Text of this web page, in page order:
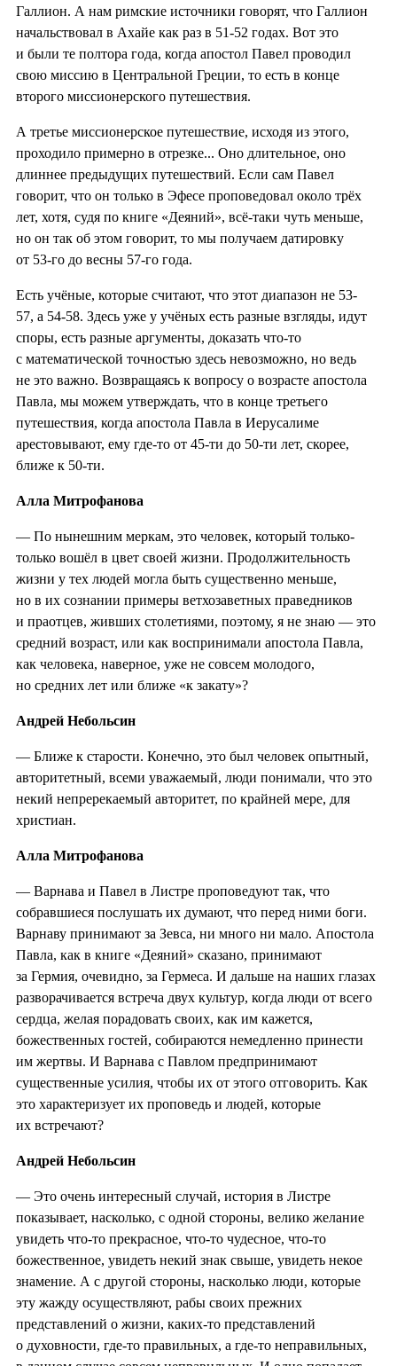
Галлион. А нам римские источники говорят, что Галлион
начальствовал в Ахайе как раз в 51-52 годах. Вот это
и были те полтора года, когда апостол Павел проводил
свою миссию в Центральной Греции, то есть в конце
второго миссионерского путешествия.
А третье миссионерское путешествие, исходя из этого,
проходило примерно в отрезке... Оно длительное, оно
длиннее предыдущих путешествий. Если сам Павел
говорит, что он только в Эфесе проповедовал около трёх
лет, хотя, судя по книге «Деяний», всё-таки чуть меньше,
но он так об этом говорит, то мы получаем датировку
от 53-го до весны 57-го года.
Есть учёные, которые считают, что этот диапазон не 53-
57, а 54-58. Здесь уже у учёных есть разные взгляды, идут
споры, есть разные аргументы, доказать что-то
с математической точностью здесь невозможно, но ведь
не это важно. Возвращаясь к вопросу о возрасте апостола
Павла, мы можем утверждать, что в конце третьего
путешествия, когда апостола Павла в Иерусалиме
арестовывают, ему где-то от 45-ти до 50-ти лет, скорее,
ближе к 50-ти.
Алла Митрофанова
— По нынешним меркам, это человек, который только-
только вошёл в цвет своей жизни. Продолжительность
жизни у тех людей могла быть существенно меньше,
но в их сознании примеры ветхозаветных праведников
и праотцев, живших столетиями, поэтому, я не знаю — это
средний возраст, или как воспринимали апостола Павла,
как человека, наверное, уже не совсем молодого,
но средних лет или ближе «к закату»?
Андрей Небольсин
— Ближе к старости. Конечно, это был человек опытный,
авторитетный, всеми уважаемый, люди понимали, что это
некий непререкаемый авторитет, по крайней мере, для
христиан.
Алла Митрофанова
— Варнава и Павел в Листре проповедуют так, что
собравшиеся послушать их думают, что перед ними боги.
Варнаву принимают за Зевса, ни много ни мало. Апостола
Павла, как в книге «Деяний» сказано, принимают
за Гермия, очевидно, за Гермеса. И дальше на наших глазах
разворачивается встреча двух культур, когда люди от всего
сердца, желая порадовать своих, как им кажется,
божественных гостей, собираются немедленно принести
им жертвы. И Варнава с Павлом предпринимают
существенные усилия, чтобы их от этого отговорить. Как
это характеризует их проповедь и людей, которые
их встречают?
Андрей Небольсин
— Это очень интересный случай, история в Листре
показывает, насколько, с одной стороны, велико желание
увидеть что-то прекрасное, что-то чудесное, что-то
божественное, увидеть некий знак свыше, увидеть некое
знамение. А с другой стороны, насколько люди, которые
эту жажду осуществляют, рабы своих прежних
представлений о жизни, каких-то представлений
о духовности, где-то правильных, а где-то неправильных,